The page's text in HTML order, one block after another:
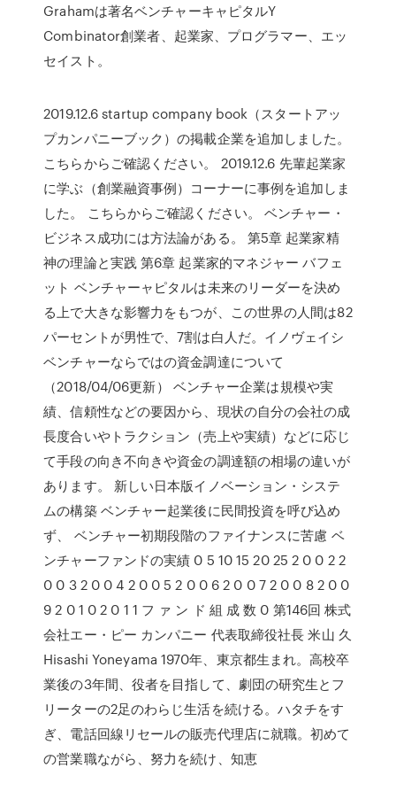
Grahamは著名ベンチャーキャピタルY
Combinator創業者、起業家、プログラマー、エッ
セイスト。
2019.12.6 startup company book（スタートアッ
プカンパニーブック）の掲載企業を追加しました。
こちらからご確認ください。 2019.12.6 先輩起業家
に学ぶ（創業融資事例）コーナーに事例を追加しま
した。 こちらからご確認ください。 ベンチャー・
ビジネス成功には方法論がある。 第5章 起業家精
神の理論と実践 第6章 起業家的マネジャー バフェ
ット ベンチャーャピタルは未来のリーダーを決め
る上で大きな影響力をもつが、この世界の人間は82
パーセントが男性で、7割は白人だ。イノヴェイシ
ベンチャーならではの資金調達について
（2018/04/06更新） ベンチャー企業は規模や実
績、信頼性などの要因から、現状の自分の会社の成
長度合いやトラクション（売上や実績）などに応じ
て手段の向き不向きや資金の調達額の相場の違いが
あります。 新しい日本版イノベーション・システ
ムの構築 ベンチャー起業後に民間投資を呼び込め
ず、 ベンチャー初期段階のファイナンスに苦慮 ベ
ンチャーファンドの実績 0 5 10 15 20 25 2 0 0 2 2
0 0 3 2 0 0 4 2 0 0 5 2 0 0 6 2 0 0 7 2 0 0 8 2 0 0
9 2 0 1 0 2 0 1 1 フ ァ ン ド 組 成 数 0 第146回 株式
会社エー・ピー カンパニー 代表取締役社長 米山 久
Hisashi Yoneyama 1970年、東京都生まれ。高校卒
業後の3年間、役者を目指して、劇団の研究生とフ
リーターの2足のわらじ生活を続ける。ハタチをす
ぎ、電話回線リセールの販売代理店に就職。初めて
の営業職ながら、努力を続け、知恵